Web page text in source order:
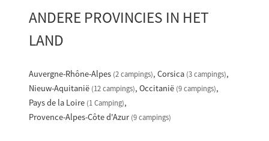
ANDERE PROVINCIES IN HET
LAND
Auvergne-Rhône-Alpes (2 campings) Corsica (3 campings)
Nieuw-Aquitanië (12 campings) Occitanië (9 campings)
Pays de la Loire (1 Camping)
Provence-Alpes-Côte d'Azur (9 campings)